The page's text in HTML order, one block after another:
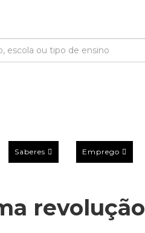
Saberes Emprego
revolução